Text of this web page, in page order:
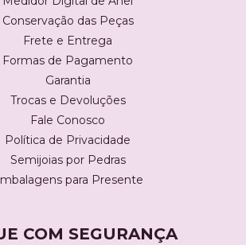
Conservação das Peças
Frete e Entrega
Formas de Pagamento
Garantia
Trocas e Devoluções
Fale Conosco
Política de Privacidade
Semijoias por Pedras
para Presente
COM SEGURANÇA